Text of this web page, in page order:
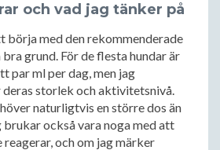
och vad jag tänker på
börja med den rekommenderade
grund. För de flesta hundar är
par ml per dag, men jag
deras storlek och aktivitetsnivå.
naturligtvis en större dos än
brukar också vara noga med att
reagerar, och om jag märker